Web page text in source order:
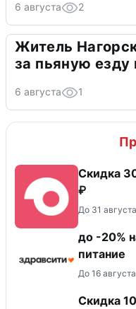
6 августа 2
Житель
за пьяную езду
6 августа 1
Скидка
₽
До 31
до -20%
питание
До 16
Скидка